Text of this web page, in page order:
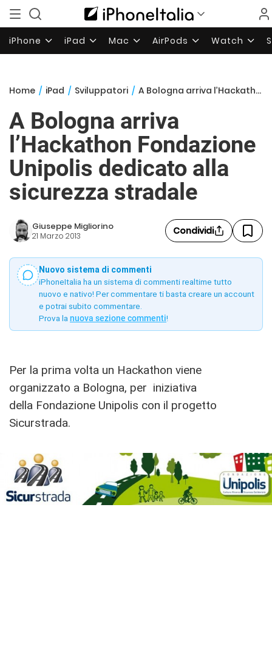
iPhone iPad Mac AirPods Watch
Home / iPad / Sviluppatori / A Bologna arriva l’Hackathon Fondazione Unipolis dedicato alla sicurezza stradale
A Bologna arriva
l’Hackathon Fondazione
Unipolis dedicato alla
sicurezza stradale
Giuseppe Migliorino
21 Marzo 2013 Condividi
Nuovo sistema di commenti
iPhoneItalia ha un sistema di commenti realtime tutto
nuovo e nativo! Per commentare ti basta creare un account
e potrai subito commentare.
Prova la nuova sezione commenti!
Per la prima volta un Hackathon viene
organizzato a Bologna, per iniziativa
della Fondazione Unipolis con il progetto
Sicurstrada.